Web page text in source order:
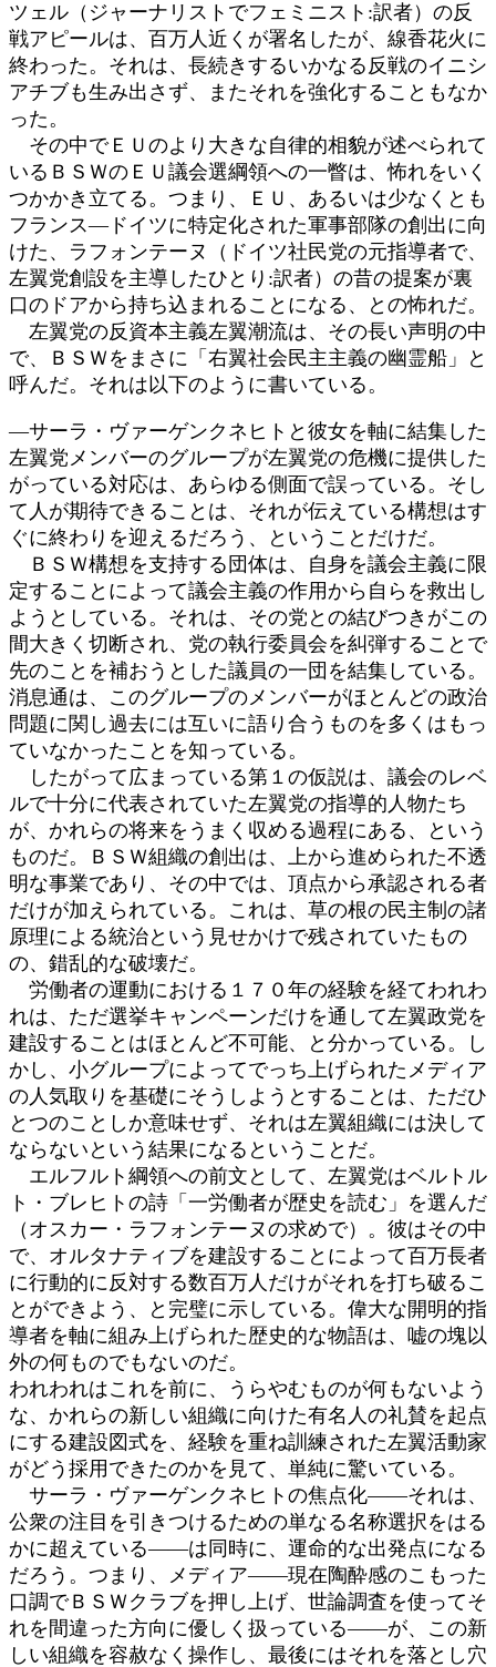
ツェル（ジャーナリストでフェミニスト:訳者）の反
戦アピールは、百万人近くが署名したが、線香花火に
終わった。それは、長続きするいかなる反戦のイニシ
アチブも生み出さず、またそれを強化することもなか
った。
その中でＥＵのより大きな自律的相貌が述べられて
いるＢＳＷのＥＵ議会選綱領への一瞥は、怖れをいく
つかかき立てる。つまり、ＥＵ、あるいは少なくとも
フランス―ドイツに特定化された軍事部隊の創出に向
けた、ラフォンテーヌ（ドイツ社民党の元指導者で、
左翼党創設を主導したひとり:訳者）の昔の提案が裏
口のドアから持ち込まれることになる、との怖れだ。
左翼党の反資本主義左翼潮流は、その長い声明の中
で、ＢＳＷをまさに「右翼社会民主主義の幽霊船」と
呼んだ。それは以下のように書いている。
―サーラ・ヴァーゲンクネヒトと彼女を軸に結集した
左翼党メンバーのグループが左翼党の危機に提供した
がっている対応は、あらゆる側面で誤っている。そし
て人が期待できることは、それが伝えている構想はす
ぐに終わりを迎えるだろう、ということだけだ。
ＢＳＷ構想を支持する団体は、自身を議会主義に限
定することによって議会主義の作用から自らを救出し
ようとしている。それは、その党との結びつきがこの
間大きく切断され、党の執行委員会を糾弾することで
先のことを補おうとした議員の一団を結集している。
消息通は、このグループのメンバーがほとんどの政治
問題に関し過去には互いに語り合うものを多くはもっ
ていなかったことを知っている。
したがって広まっている第１の仮説は、議会のレベ
ルで十分に代表されていた左翼党の指導的人物たち
が、かれらの将来をうまく収める過程にある、という
ものだ。ＢＳＷ組織の創出は、上から進められた不透
明な事業であり、その中では、頂点から承認される者
だけが加えられている。これは、草の根の民主制の諸
原理による統治という見せかけで残されていたもの
の、錯乱的な破壊だ。
労働者の運動における１７０年の経験を経てわれわ
れは、ただ選挙キャンペーンだけを通して左翼政党を
建設することはほとんど不可能、と分かっている。し
かし、小グループによってでっち上げられたメディア
の人気取りを基礎にそうしようとすることは、ただひ
とつのことしか意味せず、それは左翼組織には決して
ならないという結果になるということだ。
エルフルト綱領への前文として、左翼党はベルトル
ト・ブレヒトの詩「一労働者が歴史を読む」を選んだ
（オスカー・ラフォンテーヌの求めで）。彼はその中
で、オルタナティブを建設することによって百万長者
に行動的に反対する数百万人だけがそれを打ち破るこ
とができよう、と完璧に示している。偉大な開明的指
導者を軸に組み上げられた歴史的な物語は、嘘の塊以
外の何ものでもないのだ。
われわれはこれを前に、うらやむものが何もないよう
な、かれらの新しい組織に向けた有名人の礼賛を起点
にする建設図式を、経験を重ね訓練された左翼活動家
がどう採用できたのかを見て、単純に驚いている。
サーラ・ヴァーゲンクネヒトの焦点化――それは、
公衆の注目を引きつけるための単なる名称選択をはる
かに超えている――は同時に、運命的な出発点になる
だろう。つまり、メディア――現在陶酔感のこもった
口調でＢＳＷクラブを押し上げ、世論調査を使ってそ
れを間違った方向に優しく扱っている――が、この新
しい組織を容赦なく操作し、最後にはそれを落とし穴